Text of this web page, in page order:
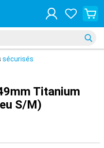
sécurisés
Titanium
S/M)